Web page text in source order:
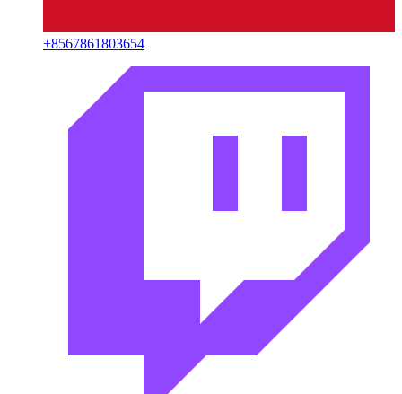
+8567861803654